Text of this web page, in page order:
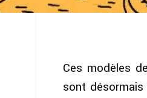
Ces modèles
sont